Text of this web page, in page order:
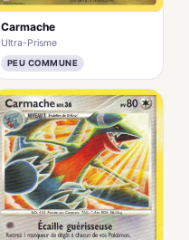
Carmache
Ultra-Prisme
PEU COMMUNE